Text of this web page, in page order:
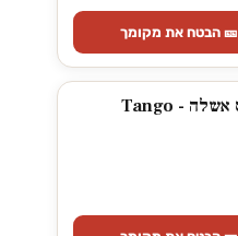
🎫 הבטח את מקומך
אגדת הטנגו העולמי מרכוס אשלה - Tango